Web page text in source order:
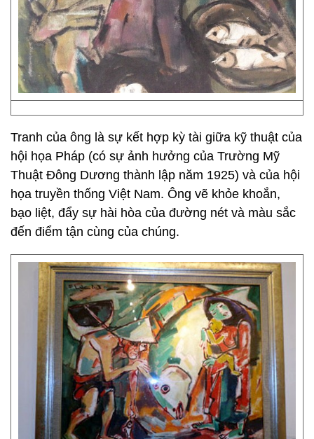
Tranh của ông là sự kết hợp kỳ tài giữa kỹ thuật của
hội họa Pháp (có sự ảnh hưởng của Trường Mỹ
Thuật Đông Dương thành lập năm 1925) và của hội
họa truyền thống Việt Nam. Ông vẽ khỏe khoắn,
bạo liệt, đẩy sự hài hòa của đường nét và màu sắc
đến điểm tận cùng của chúng.